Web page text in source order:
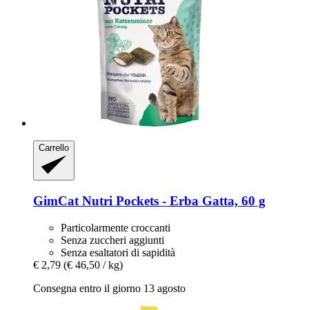
Carrello
GimCat Nutri Pockets -​ Erba Gatta, 60 g
Particolarmente croccanti
Senza zuccheri aggiunti
Senza esaltatori di sapidità
€ 2,79 (€ 46,50 / kg)
Consegna entro il giorno 13 agosto